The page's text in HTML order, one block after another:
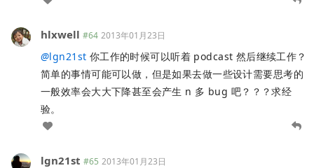
hlxwell #64 2013年01月23日
@lgn21st 你工作的时候可以听着 podcast 然后继续工作？
简单的事情可能可以做，但是如果去做一些设计需要思考的
一般效率会大大下降甚至会产生 n 多 bug 吧？？？求经
验。
lgn21st #65 2013年01月23日